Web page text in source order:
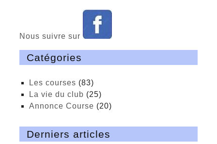
Nous suivre sur
Catégories
Les courses (83)
La vie du club (25)
Annonce Course (20)
Derniers articles